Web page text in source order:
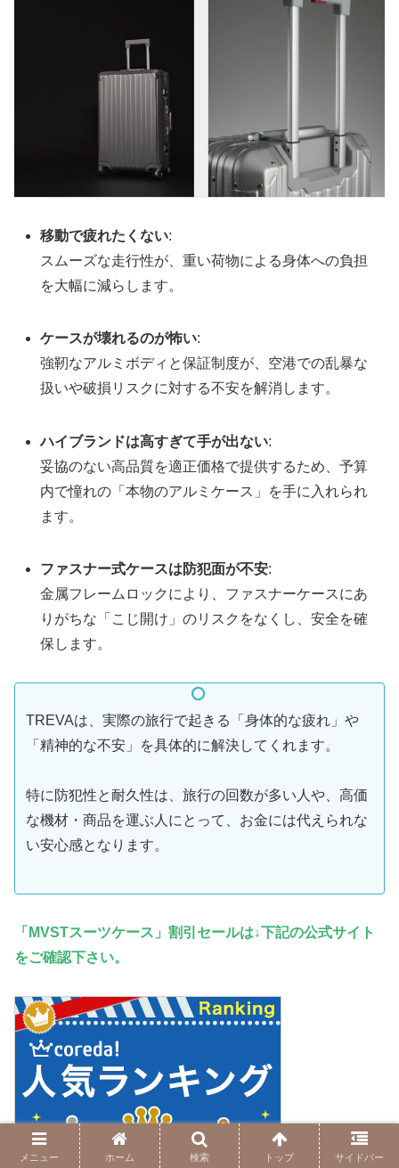
移動で疲れたくない:
スムーズな走行性が、重い荷物による身体への負担
を大幅に減らします。
ケースが壊れるのが怖い:
強靭なアルミボディと保証制度が、空港での乱暴な
扱いや破損リスクに対する不安を解消します。
ハイブランドは高すぎて手が出ない:
妥協のない高品質を適正価格で提供するため、予算
内で憧れの「本物のアルミケース」を手に入れられ
ます。
ファスナー式ケースは防犯面が不安:
金属フレームロックにより、ファスナーケースにあ
りがちな「こじ開け」のリスクをなくし、安全を確
保します。
TREVAは、実際の旅行で起きる「身体的な疲れ」や
「精神的な不安」を具体的に解決してくれます。
特に防犯性と耐久性は、旅行の回数が多い人や、高価
な機材・商品を運ぶ人にとって、お金には代えられな
い安心感となります。
「MVSTスーツケース」割引セールは↓下記の公式サイト
をご確認下さい。
メニュー ホーム 検索 トップ サイドバー